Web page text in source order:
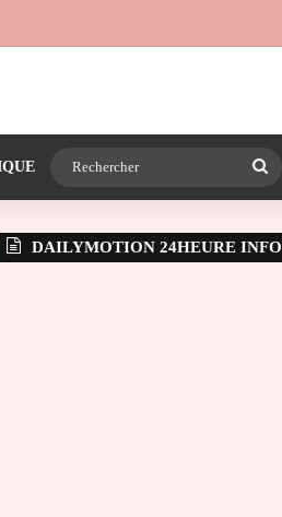
sur WhatsApp
DAILYMOTION 24HEURE INFO